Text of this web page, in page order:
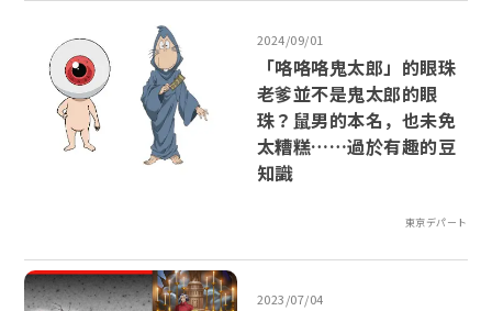
2024/09/01
「咯咯咯鬼太郎」的眼珠
老爹並不是鬼太郎的眼
珠？鼠男的本名，也未免
太糟糕……過於有趣的豆
知識
東京デパート
2023/07/04